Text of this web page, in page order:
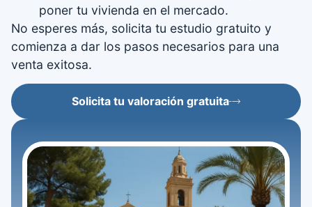
poner tu vivienda en el mercado.
No esperes más, solicita tu estudio gratuito y
comienza a dar los pasos necesarios para una
venta exitosa.
Solicita tu valoración gratuita